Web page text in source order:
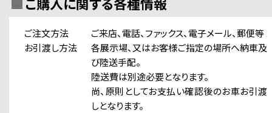
ご注文方法
ご来店、電話、ファックス、電子メール、郵便等
お引渡し方法
各展示場、又はお客様ご指定の場所へ納車及
び陸送手配。
陸送費は別途必要となります。
尚、原則としてお支払い確認後のお車お引渡
しとなります。